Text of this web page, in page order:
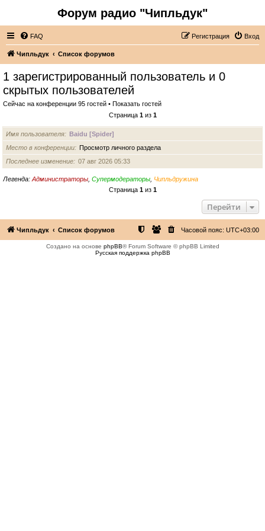
Форум радио "Чипльдук"
FAQ Вход
Регистрация
Чипльдук Список форумов
1 зарегистрированный пользователь и 0
скрытых пользователей
Сейчас на конференции 95 гостей • Показать гостей
Страница 1из 1
Имя пользователя
Baidu [Spider]
Место в конференции
Просмотр личного раздела
Последнее изменение
07 авг 2026 05:33
Легенда: Администраторы Супермодераторы Чипльдружина
Страница 1из 1
Перейти
Чипльдук Список форумов Часовой пояс: UTC+03:00
Создано на основе phpBB® Forum Software © phpBB Limited
Русская поддержка phpBB